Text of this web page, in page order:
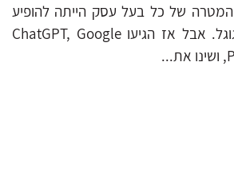
של כל בעל עסק הייתה להופיע
ב-10 הכחולים של גוגל. אבל אז הגיעו ChatGPT, Google